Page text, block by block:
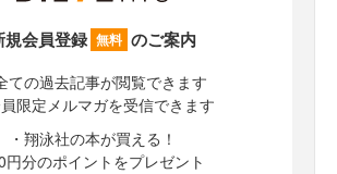
規会員登録 無料 のご案内
ての過去記事が閲覧できます
員限定メルマガを受信できます
・翔泳社の本が買える！
円分のポイントをプレゼント